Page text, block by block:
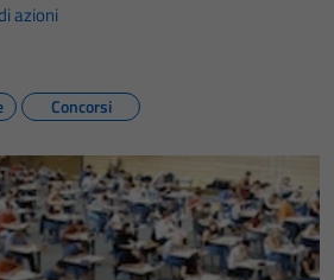
azioni
Concorsi